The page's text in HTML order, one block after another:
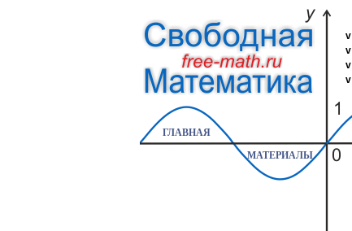
v
v
v
v
ГЛАВНАЯ
МАТЕРИАЛЫ